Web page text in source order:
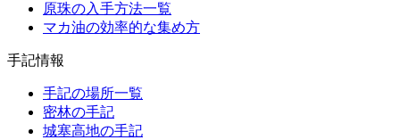
原珠の入手方法一覧
マカ油の効率的な集め方
手記情報
手記の場所一覧
密林の手記
城塞高地の手記